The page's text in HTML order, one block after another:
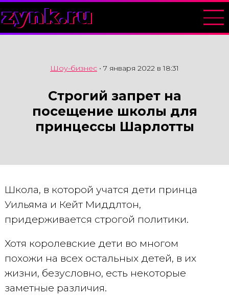
zynk.ru
Шоу-бизнес • 7 января 2022 в 18:31
Строгий запрет на
посещение школы для
принцессы Шарлотты
Школа, в которой учатся дети принца
Уильяма и Кейт Миддлтон,
придерживается строгой политики.
Хотя королевские дети во многом
похожи на всех остальных детей, в их
жизни, безусловно, есть некоторые
заметные различия.